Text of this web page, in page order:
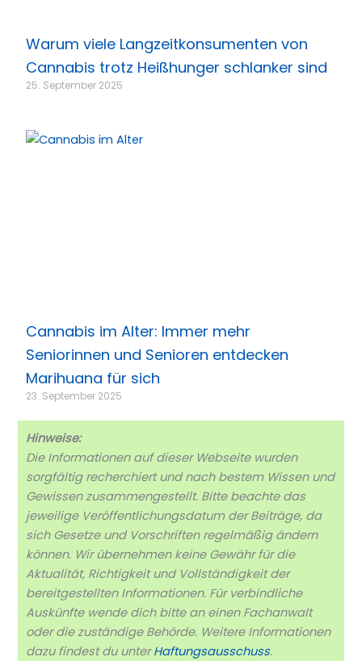
Warum viele Langzeitkonsumenten von
Cannabis trotz Heißhunger schlanker sind
25. September 2025
Cannabis im Alter: Immer mehr
Seniorinnen und Senioren entdecken
Marihuana für sich
23. September 2025
Hinweise:
Die Informationen auf dieser Webseite wurden
sorgfältig recherchiert und nach bestem Wissen und
Gewissen zusammengestellt. Bitte beachte das
jeweilige Veröffentlichungsdatum der Beiträge, da
sich Gesetze und Vorschriften regelmäßig ändern
können. Wir übernehmen keine Gewähr für die
Aktualität, Richtigkeit und Vollständigkeit der
bereitgestellten Informationen. Für verbindliche
Auskünfte wende dich bitte an einen Fachanwalt
oder die zuständige Behörde. Weitere Informationen
dazu findest du unterHaftungsausschuss.